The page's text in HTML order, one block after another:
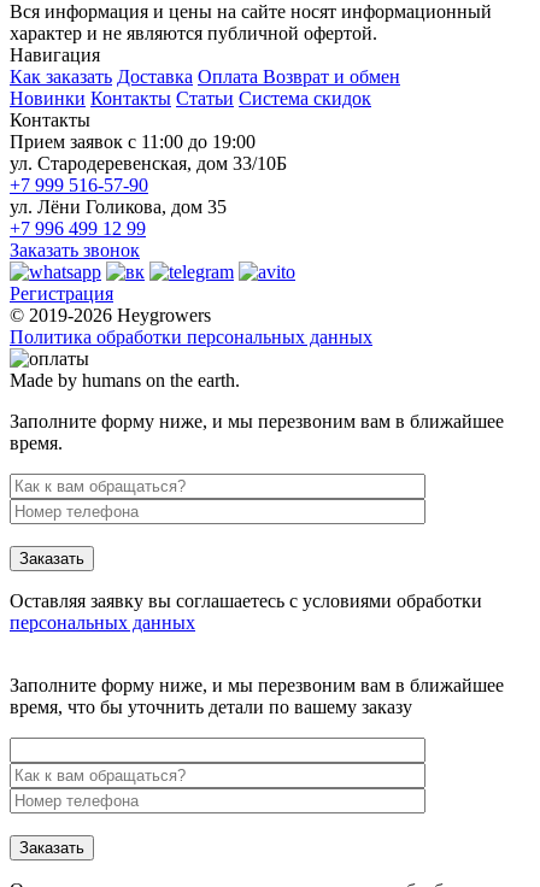
Вся информация и цены на сайте носят информационный
характер и не являются публичной офертой.
Навигация
Как заказать Доставка Оплата Возврат и обмен
Новинки Контакты Статьи Система скидок
Контакты
Прием заявок с 11:00 до 19:00
ул. Стародеревенская, дом 33/10Б
+7 999 516-57-90
ул. Лёни Голикова, дом 35
+7 996 499 12 99
Заказать звонок
Регистрация
© 2019-2026 Heygrowers
Политика обработки персональных данных
Made by humans on the earth.
Заполните форму ниже, и мы перезвоним вам в ближайшее
время.
Заказать
Оставляя заявку вы соглашаетесь с условиями обработки
персональных данных
Заполните форму ниже, и мы перезвоним вам в ближайшее
время, что бы уточнить детали по вашему заказу
Заказать